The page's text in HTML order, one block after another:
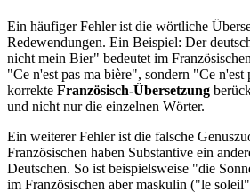
Ein häufiger Fehler ist die wörtliche
Redewendungen. Ein Beispiel: Der
nicht mein Bier" bedeutet im
"Ce n'est pas ma bière", sondern "Ce
korrekte Französisch-Übersetzung
und nicht nur die einzelnen Wörter.
Ein weiterer Fehler ist die falsche
Französischen haben Substantive ein
Deutschen. So ist beispielsweise "die
im Französischen aber maskulin ("le